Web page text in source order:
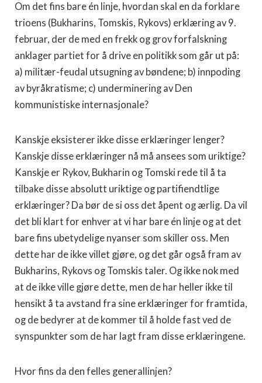
Om det fins bare én linje, hvordan skal en da forklare
trioens (Bukharins, Tomskis, Rykovs) erklæring av 9.
februar, der de med en frekk og grov forfalskning
anklager partiet for å drive en politikk som går ut på:
a) militær-feudal utsugning av bøndene; b) innpoding
av byråkratisme; c) underminering av Den
kommunistiske internasjo­nale?
Kanskje eksisterer ikke disse erklæringer lenger?
Kanskje disse erklæringer nå må ansees som uriktige?
Kanskje er Rykov, Bukharin og Tomski rede til å ta
tilbake disse absolutt uriktige og partifiendtlige
erklæringer? Da bør de si oss det åpent og ærlig. Da vil
det bli klart for enhver at vi har bare én linje og at det
bare fins ubetydelige nyanser som skiller oss. Men
dette har de ikke villet gjøre, og det går også fram av
Bukharins, Rykovs og Tomskis taler. Og ikke nok med
at de ikke ville gjøre dette, men de har heller ikke til
hensikt å ta avstand fra sine erklæringer for framtida,
og de bedyrer at de kommer til å holde fast ved de
synspunkter som de har lagt fram disse erklæringene.
Hvor fins da den felles generallinjen?